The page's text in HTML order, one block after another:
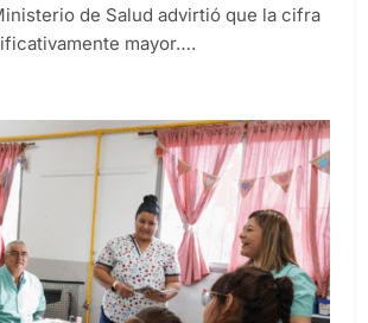
de Salud advirtió que la cifra
mayor….